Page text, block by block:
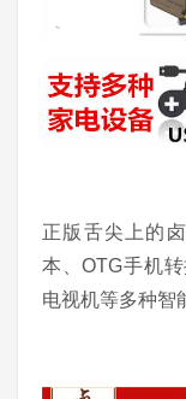
正版舌尖上的
本、OTG手机
电视机等多种智